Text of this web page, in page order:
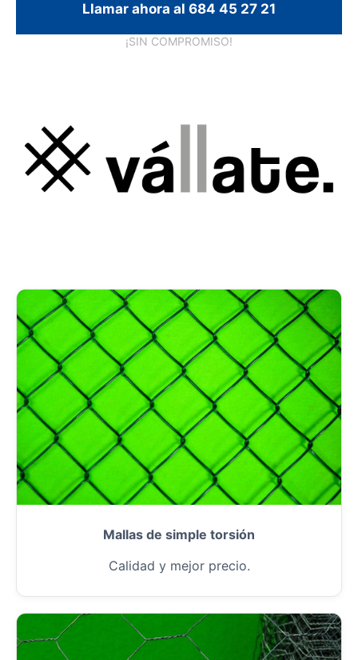
Llamar ahora al 684 45 27 21
¡SIN COMPROMISO!
Mallas de simple torsión
Calidad y mejor precio.